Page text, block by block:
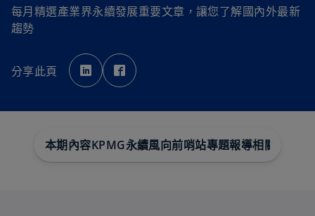
每月精選產業界永續發展重要文章，讓您了解國內外最新
趨勢
分享此頁
在
新
標
籤
新
標
本期內容KPMG永續風向前哨站專題報導相關動態